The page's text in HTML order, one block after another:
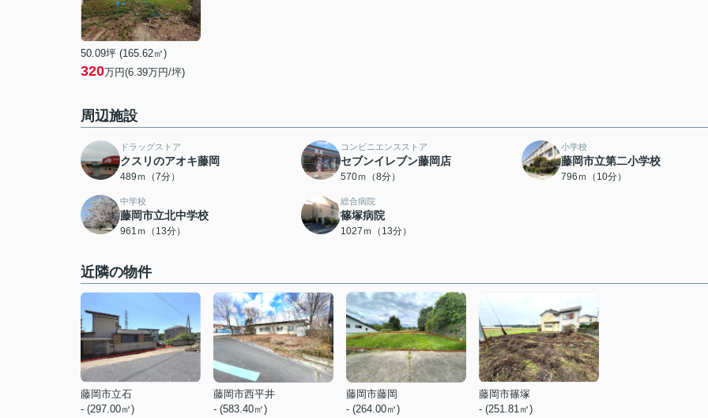
50.09坪 (165.62㎡)
320万円(6.39万円/坪)
周辺施設
ドラッグストア
クスリのアオキ藤岡
489ｍ（7分）
コンビニエンスストア
セブンイレブン藤岡店
570ｍ（8分）
小学校
藤岡市立第二小学校
796ｍ（10分）
中学校
藤岡市立北中学校
961ｍ（13分）
総合病院
篠塚病院
1027ｍ（13分）
近隣の物件
藤岡市立石
- (297.00㎡)
藤岡市西平井
- (583.40㎡)
藤岡市藤岡
- (264.00㎡)
藤岡市篠塚
- (251.81㎡)